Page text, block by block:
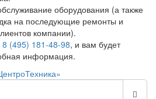
оборудования (а также
на последующие ремонты и
компании).
8 (495) 181-48-98, и вам будет
информация.